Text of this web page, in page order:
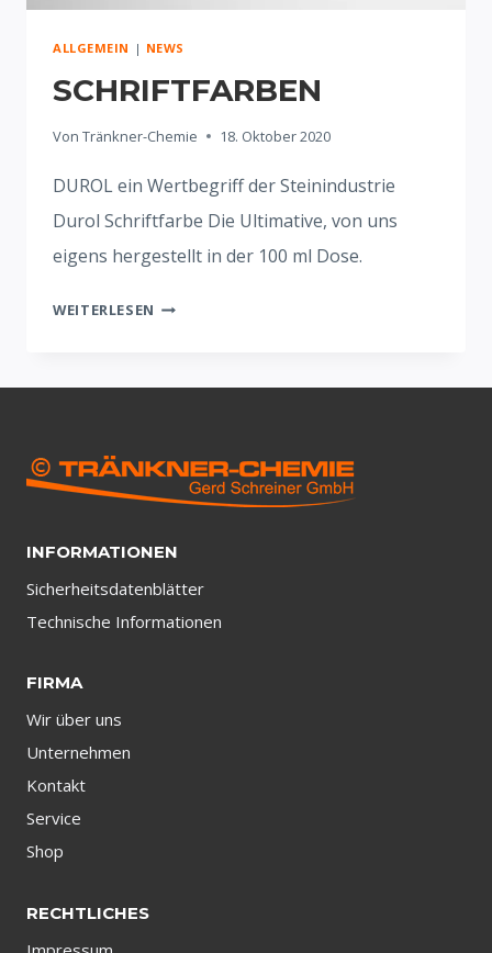
ALLGEMEIN | NEWS
SCHRIFTFARBEN
Von Tränkner-Chemie 18. Oktober 2020
DUROL ein Wertbegriff der Steinindustrie
Durol Schriftfarbe Die Ultimative, von uns
eigens hergestellt in der 100 ml Dose.
WEITERLESEN SCHRIFTFARBEN
INFORMATIONEN
Sicherheitsdatenblätter
Technische Informationen
FIRMA
Wir über uns
Unternehmen
Kontakt
Service
Shop
RECHTLICHES